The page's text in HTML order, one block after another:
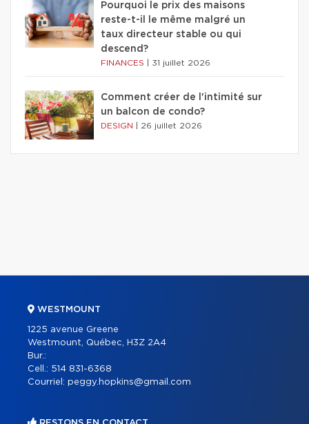
Pourquoi le prix des maisons
reste-t-il le même malgré un
taux directeur stable ou qui
descend?
FINANCES 31 juillet 2026
Comment créer de l'intimité sur
un balcon de condo?
DESIGN 26 juillet 2026
WESTMOUNT
1225 avenue Greene
Westmount, Québec, H3Z 2A4
Bur.:
Cell.: 514 831-6368
Courriel: peggy.hopkins@gmail.com